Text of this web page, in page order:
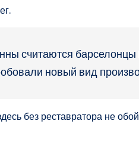
считаются
новый вид
без реставратора не